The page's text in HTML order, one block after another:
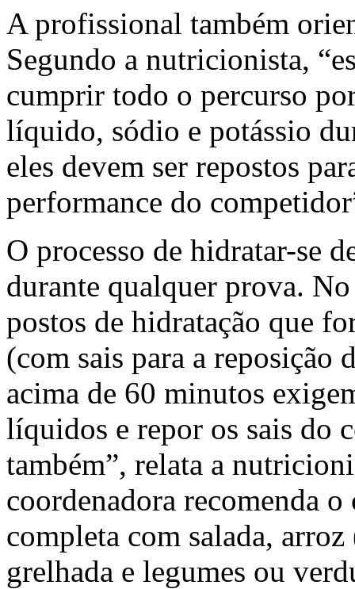
A profissional também
Segundo a nutricionista,
cumprir todo o percurso
líquido, sódio e potássio
eles devem ser repostos
performance do
O processo de hidratar-se
durante qualquer prova.
postos de hidratação que
(com sais para a reposição
acima de 60 minutos
líquidos e repor os sais do
também”, relata a
coordenadora recomenda
completa com salada,
grelhada e legumes ou